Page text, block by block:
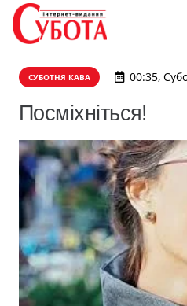
СУБОТНЯ КАВА 00:35,
Посміхніться!